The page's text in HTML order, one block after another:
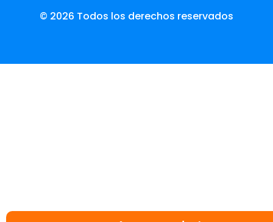
© 2026 Todos los derechos reservados